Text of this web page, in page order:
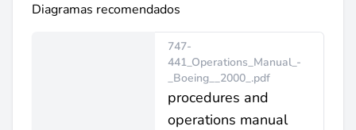
Diagramas recomendados
747-
441_Operations_Manual_-
_Boeing__2000_.pdf
procedures and
operations manual